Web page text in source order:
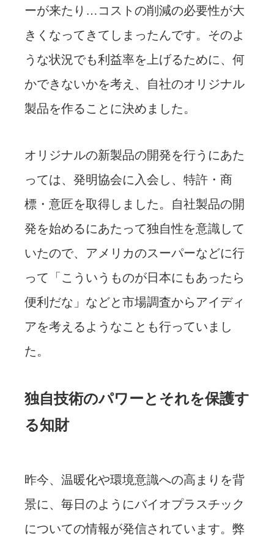
ーが来たり…コストの削減の必要性が大
きくなってきてしまったんです。そのよ
うな状況でも利益率を上げるために、何
かできないかを考え、自社のオリジナル
製品を作ることに決めました。
オリジナルの新製品の開発を行うにあた
っては、発明協会に入会し、特許・商
標・意匠を取得しました。自社製品の開
発を始めるにあたって独自性を意識して
いたので、アメリカのスーパーなどに行
って「こういうものが日本にもあったら
便利だな」などと市場調査からアイディ
アを考えるようなことも行っていまし
た。
独自技術のパワーとそれを保護す
る知財
昨今、温暖化や環境意識への高まりを背
景に、毎日のようにバイオプラスチック
についての情報が発信されています。弊